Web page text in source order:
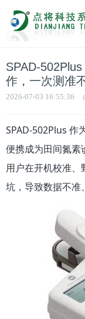
作，一次测准
2026-07-03 16:55:36
SPAD‑502Plus 作
便携成为田间氮素
用户在开机校准
坑，导致数据不准